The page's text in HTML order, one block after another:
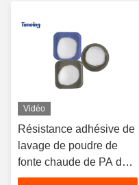
Vidéo
Résistance adhésive de
lavage de poudre de
fonte chaude de PA de
polyamide pour DTF